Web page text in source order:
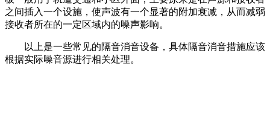
之间插入一个设施，使声波有一个显著的附加衰减，从而减弱
接收者所在的一定区域内的噪声影响。
以上是一些常见的隔音消音设备，具体隔音消音措施应该
根据实际噪音源进行相关处理。